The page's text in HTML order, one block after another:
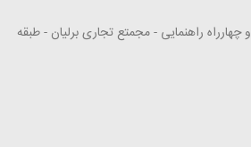
مشهد - حدفاصل سناباد ۵۹ و چهارراه راهنمایی - مجمتع تجاری برلیان - طبقه